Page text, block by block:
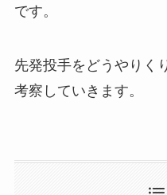
です。
先発投手をどうやりく
考察していきます。